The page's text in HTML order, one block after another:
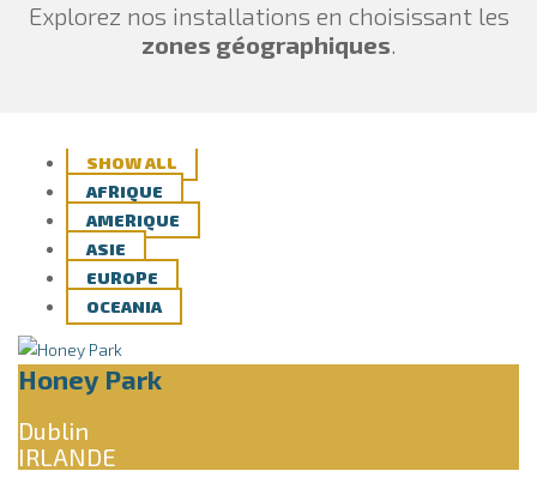
Explorez nos installations en choisissant les
zones géographiques.
SHOW ALL
AFRIQUE
AMERIQUE
ASIE
EUROPE
OCEANIA
Honey Park
Dublin
IRLANDE